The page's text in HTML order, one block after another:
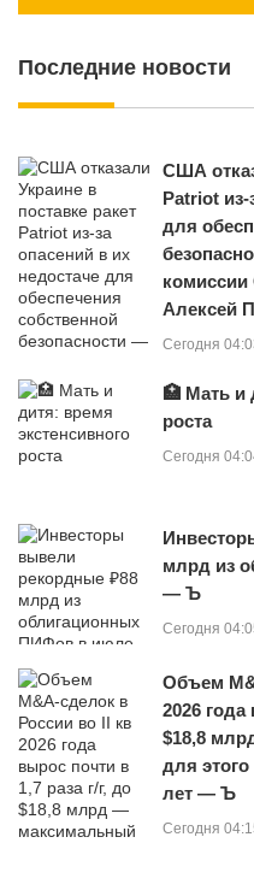
Последние новости
США
Patriot из-
для
Алексей
Сегодня
🏥 Мать и
роста
Сегодня
млрд из
— Ъ
Сегодня
Объем
2026 года
$18,8
для
лет — Ъ
Сегодня